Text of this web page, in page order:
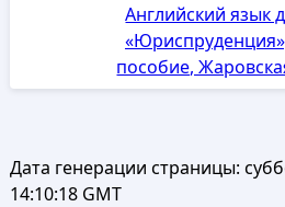
Английский язык
пособие,
Дата генерации страницы:
14:10:18 GMT